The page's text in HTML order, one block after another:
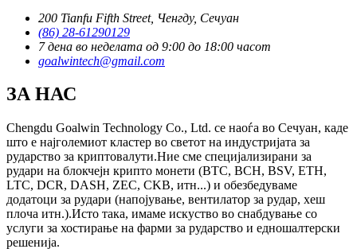
200 Tianfu Fifth Street, Ченгду, Сечуан
(86) 28-61290129
7 дена во неделата од 9:00 до 18:00 часот
goalwintech@gmail.com
ЗА НАС
Chengdu Goalwin Technology Co., Ltd. се наоѓа во Сечуан, каде
што е најголемиот кластер во светот на индустријата за
рударство за криптовалути.Ние сме специјализирани за
рудари на блокчејн крипто монети (BTC, BCH, BSV, ETH,
LTC, DCR, DASH, ZEC, CKB, итн...) и обезбедуваме
додатоци за рудари (напојување, вентилатор за рудар, хеш
плоча итн.).Исто така, имаме искуство во снабдување со
услуги за хостирање на фарми за рударство и едношалтерски
решенија.